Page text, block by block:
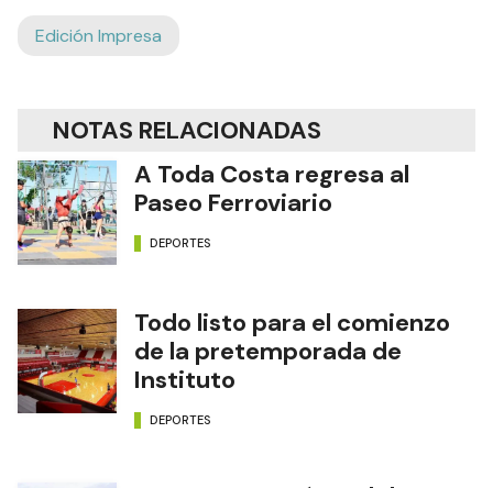
Edición Impresa
NOTAS RELACIONADAS
A Toda Costa regresa al
Paseo Ferroviario
DEPORTES
Todo listo para el comienzo
de la pretemporada de
Instituto
DEPORTES